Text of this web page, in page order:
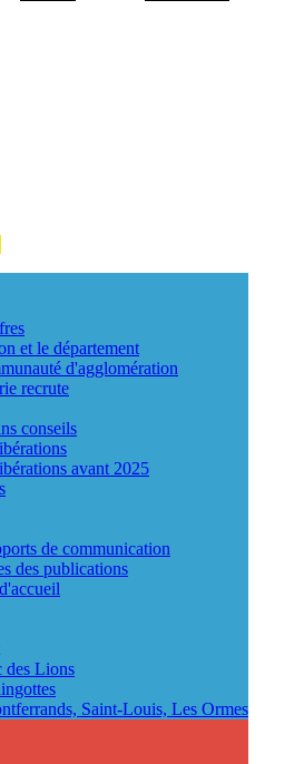
et le département
d'agglomération
recrute
conseils
avant 2025
de communication
des publications
des Lions
Saint-Louis, Les Ormes